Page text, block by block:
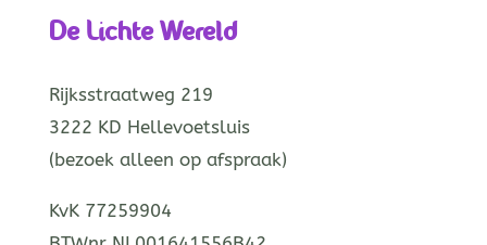
De Lichte Wereld
Rijksstraatweg 219
3222 KD Hellevoetsluis
(bezoek alleen op afspraak)
KvK 77259904